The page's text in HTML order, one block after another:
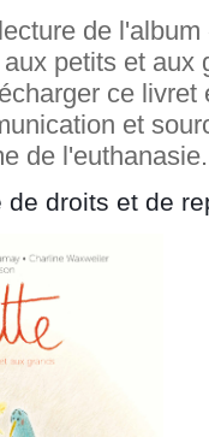
de
petits et aux
ce livret
et
de l'euthanasie.
droits et de